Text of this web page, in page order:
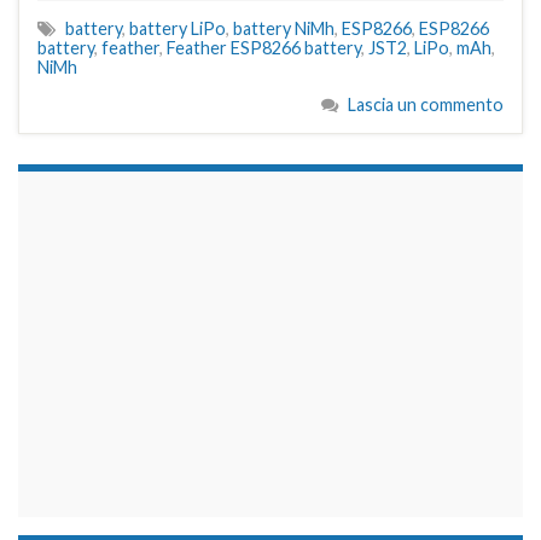
battery, battery LiPo, battery NiMh, ESP8266, ESP8266
battery, feather, Feather ESP8266 battery, JST2, LiPo, mAh,
NiMh
Lascia un commento